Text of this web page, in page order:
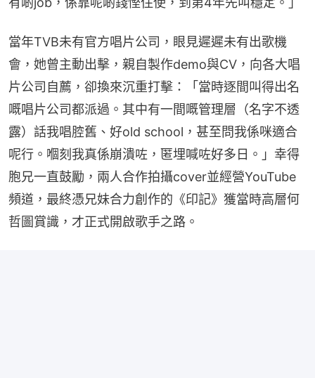
當年TVB未有官方唱片公司，眼見遲遲未有出歌機
會，她曾主動出擊，親自製作demo與CV，向各大唱
片公司自薦，卻換來沉重打擊：「當時逐間叫得出名
嘅唱片公司都派過。其中有一間嘅管理層（名字不透
露）話我唱腔舊、好old school，甚至問我係咪適合
呢行。嗰刻我真係崩潰咗，匿埋喊咗好多日。」幸得
胞兄一直鼓勵，兩人合作拍攝cover並經營YouTube
頻道，最終憑兄妹合力創作的《印記》獲當時高層何
哲圖賞識，才正式開啟歌手之路。